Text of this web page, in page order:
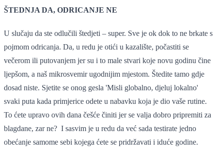
ŠTEDNJA DA, ODRICANJE NE
U slučaju da ste odlučili štedjeti – super. Sve je ok dok to ne brkate s
pojmom odricanja. Da, u redu je otići u kazalište, počastiti se
večerom ili putovanjem jer su i to male stvari koje novu godinu čine
ljepšom, a naš mikrosvemir ugodnijim mjestom. Štedite tamo gdje
dosad niste. Sjetite se onog gesla 'Misli globalno, djeluj lokalno'
svaki puta kada primjerice odete u nabavku koja je dio vaše rutine.
To ćete upravo ovih dana češće činiti jer se valja dobro pripremiti za
blagdane, zar ne? I sasvim je u redu da već sada testirate jedno
obećanje samome sebi kojega ćete se pridržavati i iduće godine.